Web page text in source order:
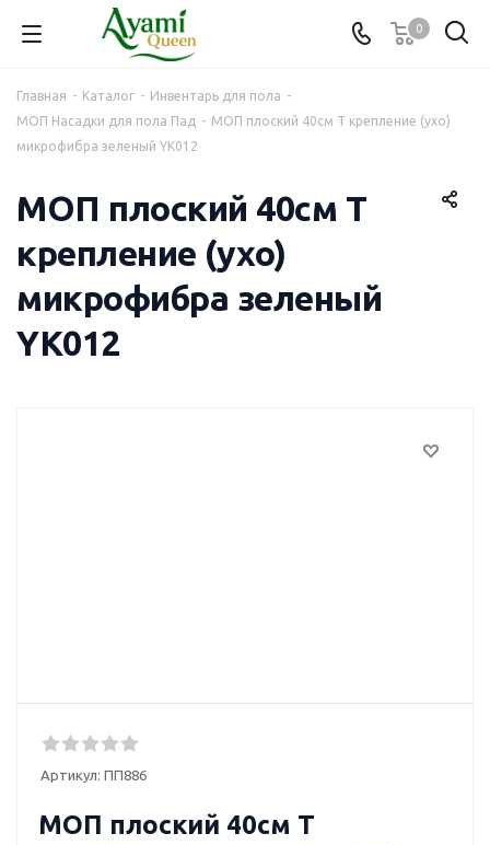
0
Главная - Каталог - Инвентарь для пола -
МОП Насадки для пола Пад - МОП плоский 40см Т крепление (ухо)
микрофибра зеленый YK012
МОП плоский 40см Т
крепление (ухо)
микрофибра зеленый
YK012
Артикул: ПП886
МОП плоский 40см Т